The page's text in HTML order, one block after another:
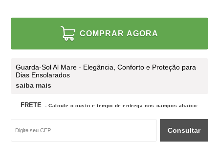
COMPRAR AGORA
Guarda-Sol Al Mare - Elegância, Conforto e Proteção para
Dias Ensolarados
saiba mais
FRETE - Calcule o custo e tempo de entrega nos campos abaixo:
Consultar